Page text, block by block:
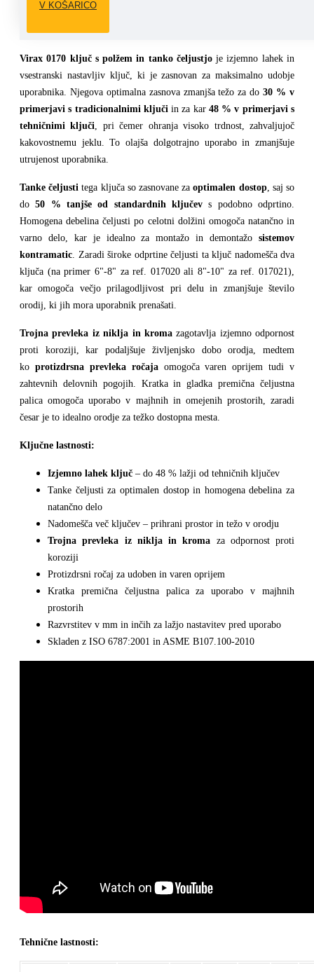
V KOŠARICO
Virax 0170 Ključ s polžem in tanko čeljustjo
Virax 0170 ključ s polžem in tanko čeljustjo je izjemno lahek in
vsestranski nastavljiv ključ, ki je zasnovan za maksimalno udobje
uporabnika. Njegova optimalna zasnova zmanjša težo za do 30 % v
primerjavi s tradicionalnimi ključi in za kar 48 % v primerjavi s
tehničnimi ključi, pri čemer ohranja visoko trdnost, zahvaljujoč
kakovostnemu jeklu. To olajša dolgotrajno uporabo in zmanjšuje
utrujenost uporabnika.
Tanke čeljusti tega ključa so zasnovane za optimalen dostop, saj so
do 50 % tanjše od standardnih ključev s podobno odprtino.
Homogena debelina čeljusti po celotni dolžini omogoča natančno in
varno delo, kar je idealno za montažo in demontažo
sistemov
kontramatic. Zaradi široke odprtine čeljusti ta ključ nadomešča dva
ključa (na primer 6"-8" za ref. 017020 ali 8"-10" za ref. 017021),
kar omogoča večjo prilagodljivost pri delu in zmanjšuje število
orodij, ki jih mora uporabnik prenašati.
Trojna prevleka iz niklja in kroma zagotavlja izjemno odpornost
proti koroziji, kar podaljšuje življenjsko dobo orodja, medtem
ko protizdrsna prevleka ročaja omogoča varen oprijem tudi v
zahtevnih delovnih pogojih. Kratka in gladka premična čeljustna
palica omogoča uporabo v majhnih in omejenih prostorih, zaradi
česar je to idealno orodje za težko dostopna mesta.
Ključne lastnosti:
Izjemno lahek ključ – do 48 % lažji od tehničnih ključev
Tanke čeljusti za optimalen dostop in homogena debelina za
natančno delo
Nadomešča več ključev – prihrani prostor in težo v orodju
Trojna prevleka iz niklja in kroma za odpornost proti
koroziji
Protizdrsni ročaj za udoben in varen oprijem
Kratka premična čeljustna palica za uporabo v majhnih
prostorih
Razvrstitev v mm in inčih za lažjo nastavitev pred uporabo
Skladen z ISO 6787:2001 in ASME B107.100-2010
Tehnične lastnosti: